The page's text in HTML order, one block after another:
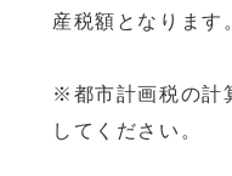
産税額となります
※都市計画税の計
してください。